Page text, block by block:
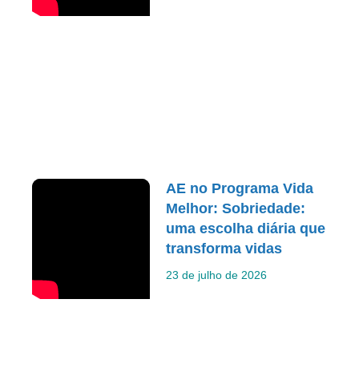
AE no Programa Vida
Melhor: Sobriedade:
uma escolha diária que
transforma vidas
23 de julho de 2026